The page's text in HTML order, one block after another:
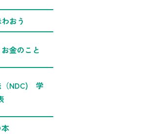
おう
金のこと
NDC) 学